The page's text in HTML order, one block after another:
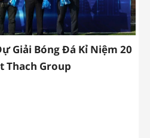
Giải Bóng Đá Kỉ Niệm 20
Thach Group